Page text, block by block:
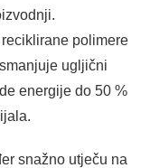
polimere
ugljični
energije do 50 %
snažno utječu na